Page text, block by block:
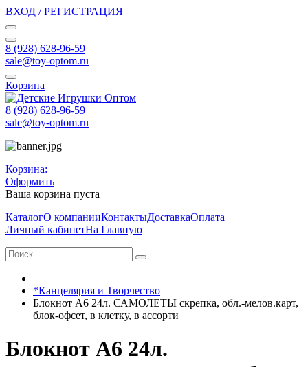
ВХОД / РЕГИСТРАЦИЯ
8 (928) 628-96-59
sale@toy-optom.ru
Корзина
8 (928) 628-96-59
sale@toy-optom.ru
Корзина:
Оформить
Ваша корзина пуста
КаталогО компанииКонтактыДоставкаОплата
Личный кабинетНа Главную
*Канцелярия и Творчество
Блокнот А6 24л. САМОЛЕТЫ скрепка, обл.-мелов.карт,
блок-офсет, в клетку, в ассорти
Блокнот А6 24л.